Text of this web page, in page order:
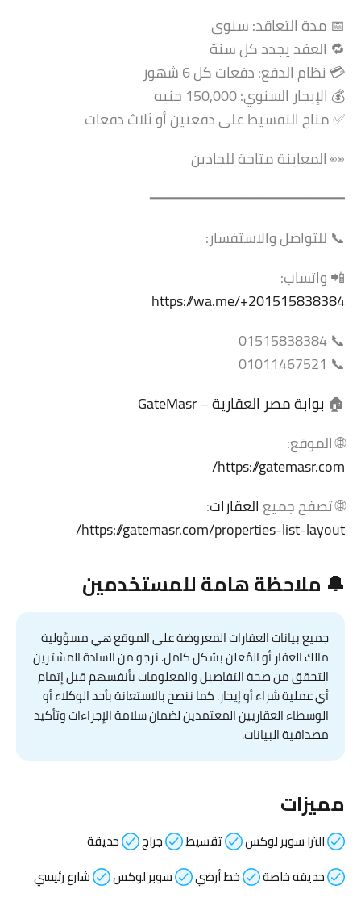
📅 مدة التعاقد: سنوي
🔁 العقد يجدد كل سنة
💳 نظام الدفع: دفعات كل 6 شهور
💰 الإيجار السنوي: 150,000 جنيه
✅ متاح التقسيط على دفعتين أو ثلاث دفعات
👀 المعاينة متاحة للجادين
━━━━━━━━━━━━━━━━━━━━━━
📞 للتواصل والاستفسار:
📲 واتساب:
https://wa.me/+201515838384
📞 01515838384
📞 01011467521
🏠 بوابة مصر العقارية–
GateMasr
🌐 الموقع:
https://gatemasr.com/
🌐 تصفح جميعالعقارات:
https://gatemasr.com/properties-list-layout/
🔔 ملاحظة هامة للمستخدمين
جميع بيانات العقارات المعروضة على الموقع هي مسؤولية
مالك العقار أو المُعلن بشكل كامل. نرجو من السادة المشترين
التحقق من صحة التفاصيل والمعلومات بأنفسهم قبل إتمام
أي عملية شراء أو إيجار. كما ننصح بالاستعانة بأحد الوكلاء أو
الوسطاء العقاريين المعتمدين لضمان سلامة الإجراءات وتأكيد
مصداقية البيانات.
مميزات
الترا سوبر لوكس تقسيط جراج
حديقة
حديقه خاصة
خط أرضي سوبر لوكس شارع رئيسي